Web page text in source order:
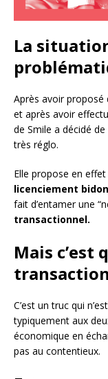
La
Après avoir proposé
et après avoir
de Smile a décidé
très réglo.
Elle propose en
licenciement bidon
fait d’entamer une
transactionnel.
Mais c’est
C’est un truc qui
typiquement aux
économique en
pas au contentieux.